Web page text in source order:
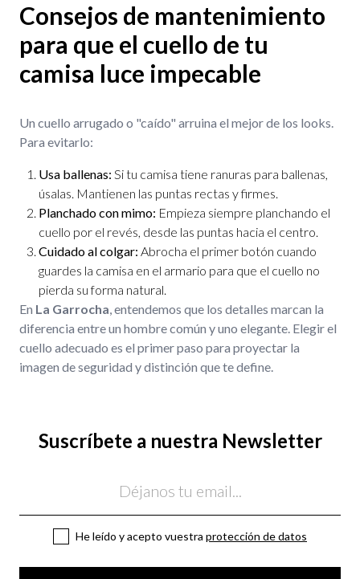
Consejos de mantenimiento
para que el cuello de tu
camisa luce impecable
Un cuello arrugado o "caído" arruina el mejor de los looks.
Para evitarlo:
Usa ballenas: Si tu camisa tiene ranuras para ballenas,
úsalas. Mantienen las puntas rectas y firmes.
Planchado con mimo: Empieza siempre planchando el
cuello por el revés, desde las puntas hacia el centro.
Cuidado al colgar: Abrocha el primer botón cuando
guardes la camisa en el armario para que el cuello no
pierda su forma natural.
En La Garrocha, entendemos que los detalles marcan la
diferencia entre un hombre común y uno elegante. Elegir el
cuello adecuado es el primer paso para proyectar la
imagen de seguridad y distinción que te define.
Suscríbete a nuestra Newsletter
He leído y acepto vuestra protección de datos